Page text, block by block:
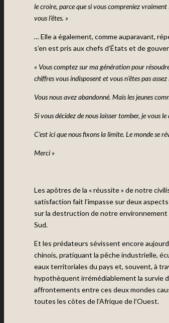
le croire, parce que si vous compreniez
vous l’êtes. »
…Elle a également, comme auparavant,
s’en est pris aux chefs d’États et de
« Vous comptez sur ma génération pour
chiffres vous indisposent et vous n’êtes pas
Vous nous avez abandonné. Mais les jeunes
Si vous décidez de nous laisser tomber, je vous
C’est ici que nous fixons la limite. Le monde se
Merci »
Les apôtres de la « réussite » de notre
satisfaction fait l’impasse sur deux
sur la destruction de notre environnement
Sud.
Et les prédateurs sévissent encore
chinois, pratiquant la pêche industrielle,
eaux territoriales du pays et, souvent, à
hypothèquent irrémédiablement la survie
affrontements entre ces deux mondes
toutes les côtes de l’Afrique de l’Ouest.